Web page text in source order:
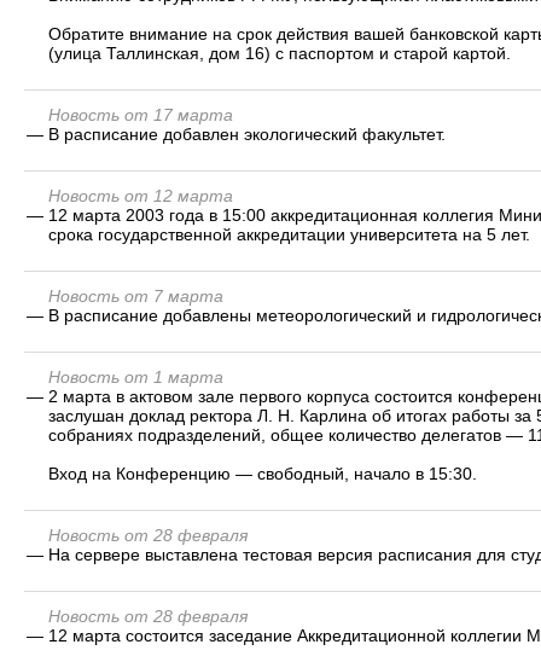
Обратите внимание на срок действия вашей банковской
(улица Таллинская, дом 16) с паспортом и старой картой.
Новость от 17 марта
— В расписание добавлен экологический факультет.
Новость от 12 марта
— 12 марта 2003 года в 15:00 аккредитационная коллегия
срока государственной аккредитации университета на 5 лет.
Новость от 7 марта
— В расписание добавлены метеорологический и
Новость от 1 марта
— 2 марта в актовом зале первого корпуса состоится
заслушан доклад ректора Л. Н. Карлина об итогах работы
собраниях подразделений, общее количество делегатов —
Вход на Конференцию — свободный, начало в 15:30.
Новость от 28 февраля
— На сервере выставлена тестовая версия расписания для
Новость от 28 февраля
— 12 марта состоится заседание Аккредитационной